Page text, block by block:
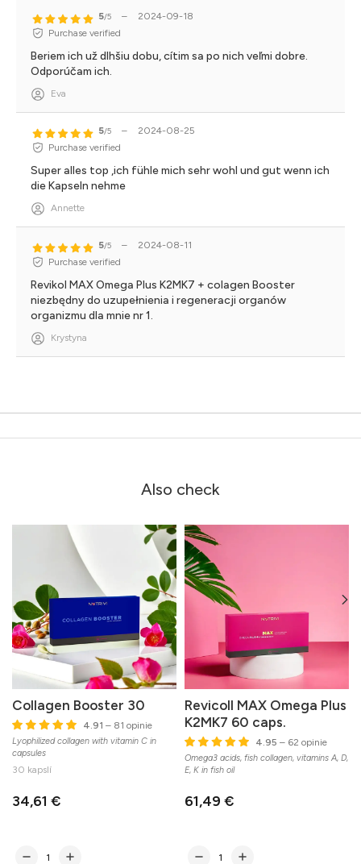
5/5 –
2024-09-18
Purchase verified
Beriem ich už dlhšiu dobu, cítim sa po nich veľmi dobre.
Odporúčam ich.
Eva
5/5 –
2024-08-25
Purchase verified
Super alles top ,ich fühle mich sehr wohl und gut wenn ich
die Kapseln nehme
Annette
5/5 –
2024-08-11
Purchase verified
Revikol MAX Omega Plus K2MK7 + colagen Booster
niezbędny do uzupełnienia i regeneracji organów
organizmu dla mnie nr 1.
Krystyna
Also check
Collagen Booster 30
4.91 – 81 opinie
Lyophilized collagen with vitamin C in
capsules
30 kapslí
34,61 €
Revicoll MAX Omega Plus
K2MK7 60 caps.
4.95 – 62 opinie
Omega3 acids, fish collagen, vitamins A, D,
E, K in fish oil
61,49 €